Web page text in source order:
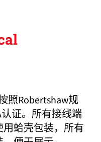
照Robertshaw规
证。所有接线端
蛤壳包装，所有